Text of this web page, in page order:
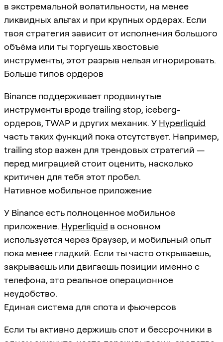
в экстремальной волатильности, на менее
ликвидных альтах и при крупных ордерах. Если
твоя стратегия зависит от исполнения большого
объёма или ты торгуешь хвостовые
инструменты, этот разрыв нельзя игнорировать.
Больше типов ордеров
Binance поддерживает продвинутые
инструменты вроде trailing stop, iceberg-
ордеров, TWAP и других механик. У Hyperliquid
часть таких функций пока отсутствует. Например,
trailing stop важен для трендовых стратегий —
перед миграцией стоит оценить, насколько
критичен для тебя этот пробел.
Нативное мобильное приложение
У Binance есть полноценное мобильное
приложение. Hyperliquid в основном
используется через браузер, и мобильный опыт
пока менее гладкий. Если ты часто открываешь,
закрываешь или двигаешь позиции именно с
телефона, это реальное операционное
неудобство.
Единая система для спота и фьючерсов
Если ты активно держишь спот и бессрочники в